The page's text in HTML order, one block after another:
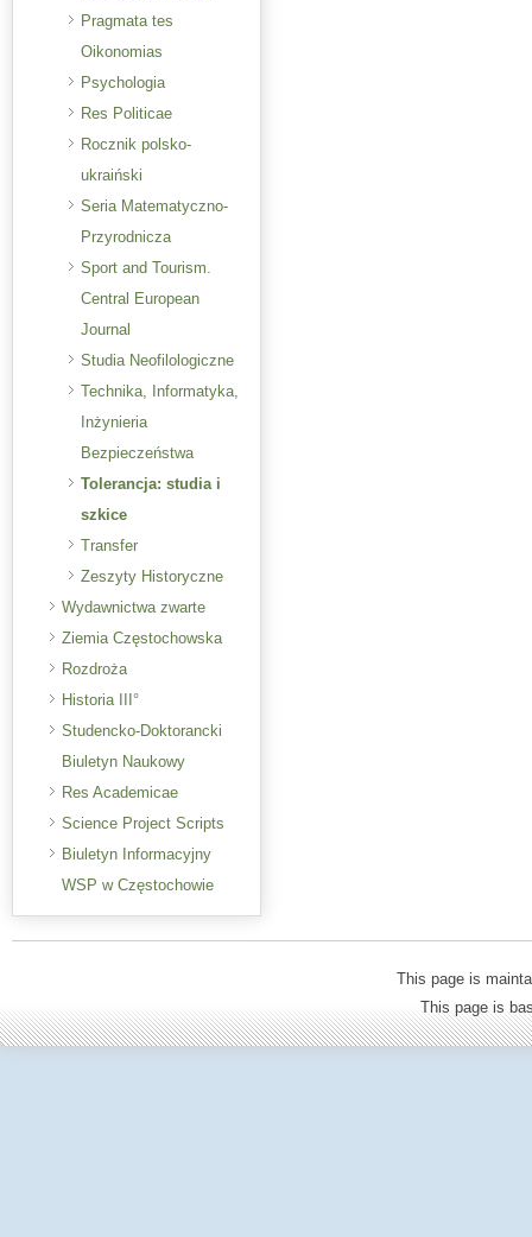
Pragmata tes
Oikonomias
Psychologia
Res Politicae
Rocznik polsko-
ukraiński
Seria Matematyczno-
Przyrodnicza
Sport and Tourism.
Central European
Journal
Studia Neofilologiczne
Technika, Informatyka,
Inżynieria
Bezpieczeństwa
Tolerancja: studia i
szkice
Transfer
Zeszyty Historyczne
Wydawnictwa zwarte
Ziemia Częstochowska
Rozdroża
Historia III°
Studencko-Doktorancki
Biuletyn Naukowy
Res Academicae
Science Project Scripts
Biuletyn Informacyjny
WSP w Częstochowie
This page is
This page is